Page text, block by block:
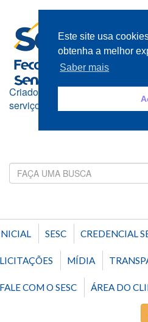
Criado e mantido pelos
serviços e turismo
SESC CREDENCIAL
LICITAÇÕES MÍDIA
FALE COM O SESC ÁREA DO
Este site usa
obtenha a melhor
Saber mais